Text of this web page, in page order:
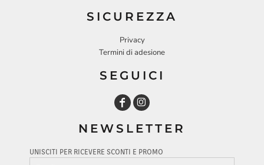
SICUREZZA
Privacy
Termini di adesione
SEGUICI
NEWSLETTER
UNISCITI PER RICEVERE SCONTI E PROMO